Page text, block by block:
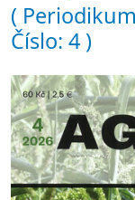
(
Číslo: 4 )